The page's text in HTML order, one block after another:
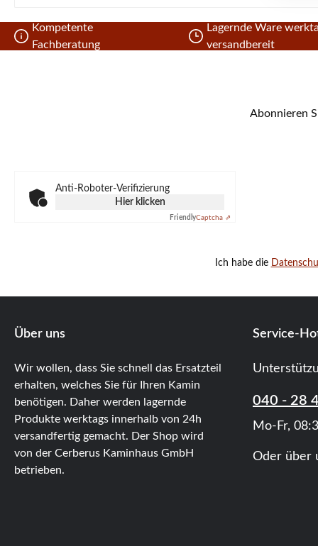
Kompetente
Fachberatung
Lagernde Ware
versandbereit
Abonnieren
Anti-Roboter-Verifizierung
Hier klicken
FriendlyCaptcha ⇗
Ich habe die
Über uns
Wir wollen, dass Sie schnell das Ersatzteil
erhalten, welches Sie für Ihren Kamin
benötigen. Daher werden lagernde
Produkte werktags innerhalb von 24h
versandfertig gemacht. Der Shop wird
von der Cerberus Kaminhaus GmbH
betrieben.
Service-
040 - 28
Mo-Fr,
Oder über